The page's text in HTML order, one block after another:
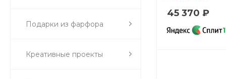
Подарки из фарфора
Креативные проекты
Грей, арт.
45 370 ₽